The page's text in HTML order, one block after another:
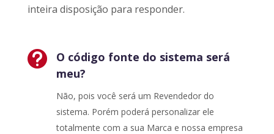
inteira disposição para responder.

O código fonte do sistema será
meu?
Não, pois você será um Revendedor do
sistema. Porém poderá personalizar ele
totalmente com a sua Marca e nossa empresa